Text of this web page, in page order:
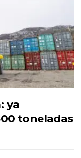
ya
toneladas